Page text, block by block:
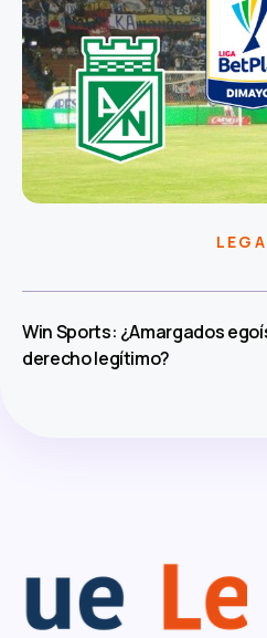
Win Sports: ¿Amargados
derecho legítimo?